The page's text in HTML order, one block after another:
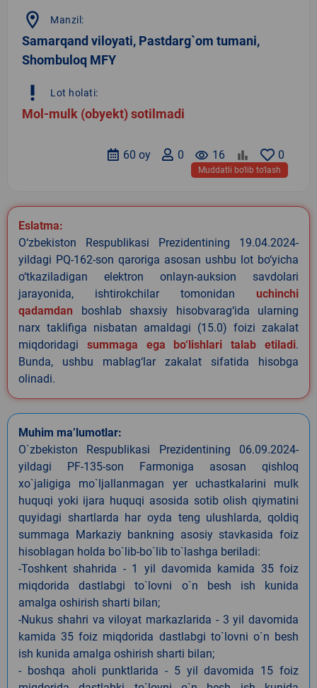
location_on Manzil:
Samarqand viloyati, Pastdarg`om tumani,
Shombuloq MFY
priority_high Lot holati:
Mol-mulk (obyekt) sotilmadi
0
remove_red_eye 16
0
60 oy
Muddatli bo‘lib to‘lash
Eslatma:
O‘zbekiston Respublikasi Prezidentining 19.04.2024-
yildagi PQ-162-son qaroriga asosan ushbu lot bo‘yicha
o‘tkaziladigan elektron onlayn-auksion savdolari
jarayonida, ishtirokchilar tomonidan uchinchi
qadamdan boshlab shaxsiy hisobvarag‘ida ularning
narx taklifiga nisbatan amaldagi (15.0) foizi zakalat
miqdoridagi summaga ega bo‘lishlari talab etiladi.
Bunda, ushbu mablag‘lar zakalat sifatida hisobga
olinadi.
Muhim ma’lumotlar:
O`zbekiston Respublikasi Prezidentining 06.09.2024-
yildagi PF-135-son Farmoniga asosan qishloq
xo`jaligiga mo`ljallanmagan yer uchastkalarini mulk
huquqi yoki ijara huquqi asosida sotib olish qiymatini
quyidagi shartlarda har oyda teng ulushlarda, qoldiq
summaga Markaziy bankning asosiy stavkasida foiz
hisoblagan holda bo`lib-bo`lib to`lashga beriladi:
-Toshkent shahrida - 1 yil davomida kamida 35 foiz
miqdorida dastlabgi to`lovni o`n besh ish kunida
amalga oshirish sharti bilan;
-Nukus shahri va viloyat markazlarida - 3 yil davomida
kamida 35 foiz miqdorida dastlabgi to`lovni o`n besh
ish kunida amalga oshirish sharti bilan;
- boshqa aholi punktlarida - 5 yil davomida 15 foiz